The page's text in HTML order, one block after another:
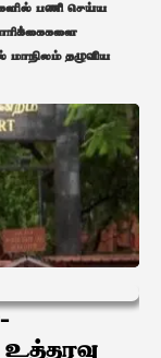
பணி செய்ய
மாநிலம் தழுவிய